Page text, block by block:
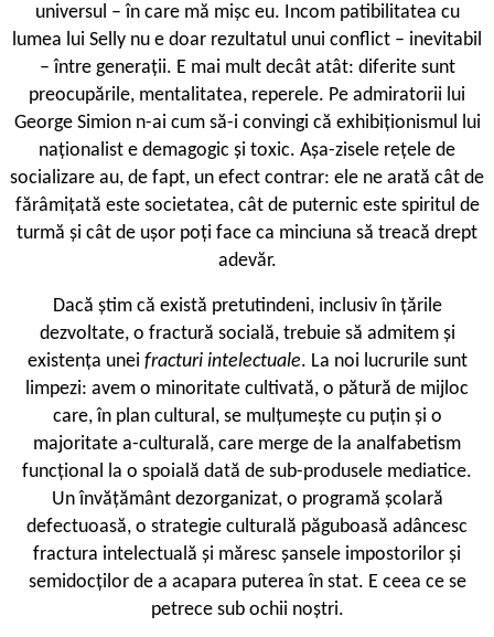
universul – în care mă mișc eu. Incom patibilitatea cu
lumea lui Selly nu e doar rezultatul unui conflict – inevitabil
– între generații. E mai mult decât atât: diferite sunt
preocupările, mentalitatea, reperele. Pe admiratorii lui
George Simion n-ai cum să-i convingi că exhibiționismul lui
naționalist e demagogic și toxic. Așa-zisele rețele de
socializare au, de fapt, un efect contrar: ele ne arată cât de
fărâmițată este societatea, cât de puternic este spiritul de
turmă și cât de ușor poți face ca minciuna să treacă drept
adevăr.
Dacă știm că există pretutindeni, inclusiv în țările
dezvoltate, o fractură socială, trebuie să admitem și
existența unei fracturi intelectuale. La noi lucrurile sunt
limpezi: avem o minoritate cultivată, o pătură de mijloc
care, în plan cultural, se mulțumește cu puțin și o
majoritate a-culturală, care merge de la analfabetism
funcțional la o spoială dată de sub-produsele mediatice.
Un învățământ dezorganizat, o programă școlară
defectuoasă, o strategie culturală păguboasă adâncesc
fractura intelectuală și măresc șansele impostorilor și
semidocților de a acapara puterea în stat. E ceea ce se
petrece sub ochii noștri.